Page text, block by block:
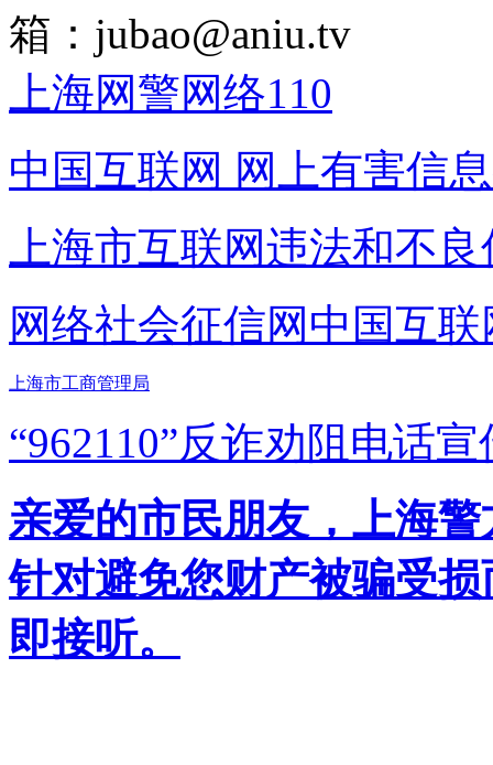
箱： jubao@aniu.tv
上海网警网络110
中国互联网 网上有害信
上海市互联网违法和不
网络社会征信网 中国互
上海市工商管理局
“962110”反诈劝阻电话宣
亲爱的市民朋友，上海
针对避免您财产被骗受
即接听。